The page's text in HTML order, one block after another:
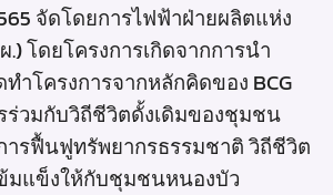
จัดโดยการไฟฟ้าฝ่ายผลิตแห่ง
.) โดยโครงการเกิดจากการนำ
ำโครงการจากหลักคิดของ BCG
ร่วมกับวิถีชีวิตดั้งเดิมของชุมชน
ารฟื้นฟูทรัพยากรธรรมชาติ วิถีชีวิต
มแข็งให้กับชุมชนหนองบัว